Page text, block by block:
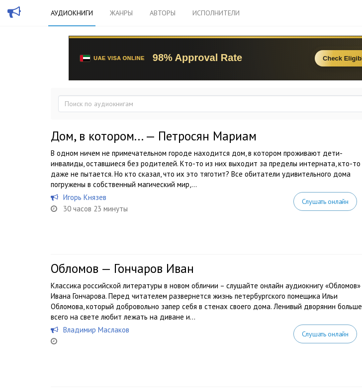
АУДИОКНИГИ ЖАНРЫ АВТОРЫ ИСПОЛНИТЕЛИ
Дом, в котором... — Петросян Мариам
В одном ничем не примечательном городе находится дом, в котором проживают дети-
инвалиды, оставшиеся без родителей. Кто-то из них выходит за пределы интерната, кто-то
даже не пытается. Но кто сказал, что их это тяготит? Все обитатели удивительного дома
погружены в собственный магический мир,...
Игорь Князев
30 часов 23 минуты
Слушать онлайн
Обломов — Гончаров Иван
Классика российской литературы в новом обличии – слушайте онлайн аудиокнигу «Обломов»
Ивана Гончарова. Перед читателем развернется жизнь петербургского помещика Ильи
Обломова, который добровольно запер себя в стенах своего дома. Ленивый дворянин больше
всего на свете любит лежать на диване и...
Владимир Маслаков
Слушать онлайн